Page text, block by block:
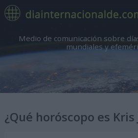
Medio de comunicación sobre
mundiales y
¿Qué horóscopo es Kris